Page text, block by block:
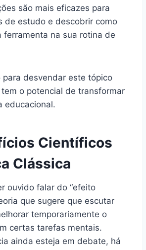
são mais eficazes para
de estudo e descobrir como
ferramenta na sua rotina de
para desvendar este tópico
o potencial de transformar
educacional.
Científicos
Clássica
ouvido falar do “efeito
que sugere que escutar
temporariamente o
certas tarefas mentais.
ainda esteja em debate, há